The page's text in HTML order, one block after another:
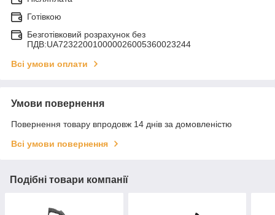
Готівкою
Безготівковий розрахунок без
ПДВ:UA723220010000026005360023244
Всі умови оплати
Умови повернення
Повернення товару впродовж 14 днів за домовленістю
Всі умови повернення
Подібні товари компанії